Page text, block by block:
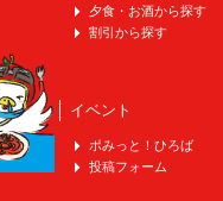
夕食・お酒から探す
割引から探す
イベント
ポみっと！ひろば
投稿フォーム